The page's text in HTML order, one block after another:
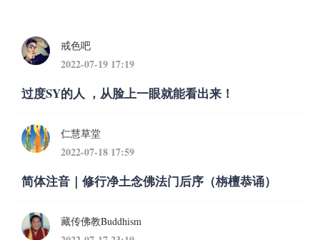
戒色吧
2022-07-19 17:19
过度SY的人 ，从脸上一眼就能看出来！
仁慧草堂
2022-07-18 17:59
简体注音｜修行净土念佛法门后序（栴檀恭诵）
藏传佛教Buddhism